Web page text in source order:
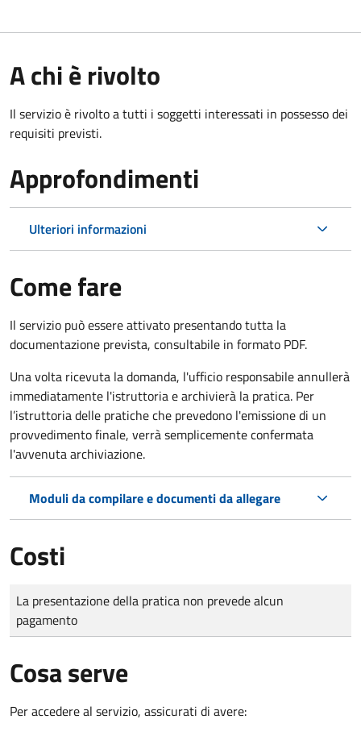
A chi è rivolto
Il servizio è rivolto a tutti i soggetti interessati in possesso dei
requisiti previsti.
Approfondimenti
Ulteriori informazioni
Come fare
Il servizio può essere attivato presentando tutta la
documentazione prevista, consultabile in formato PDF.
Una volta ricevuta la domanda, l'ufficio responsabile annullerà
immediatamente l'istruttoria e archivierà la pratica. Per
l’istruttoria delle pratiche che prevedono l'emissione di un
provvedimento finale, verrà semplicemente confermata
l'avvenuta archiviazione.
Moduli da compilare e documenti da allegare
Costi
Tipo di pagamento
Importo
La presentazione della pratica non prevede alcun
pagamento
Cosa serve
Per accedere al servizio, assicurati di avere: